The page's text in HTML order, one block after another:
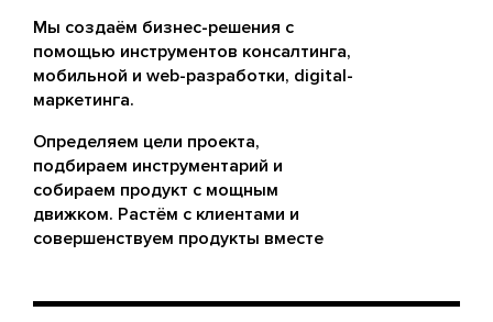
Мы создаём бизнес-решения с
помощью инструментов консалтинга,
мобильной и web-разработки, digital-
маркетинга.
Определяем цели проекта,
подбираем инструментарий и
собираем продукт с мощным
движком. Растём с клиентами и
совершенствуем продукты вместе